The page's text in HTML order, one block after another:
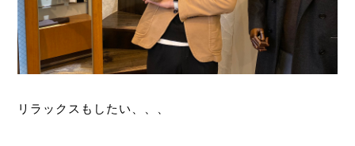
リラックスもしたい、、、